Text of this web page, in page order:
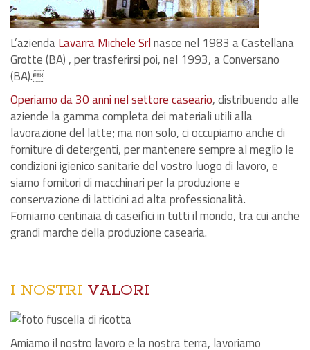
L’aziendaLavarra Michele Srlnasce nel 1983 a Castellana
Grotte (BA) , per trasferirsi poi, nel 1993, a Conversano
(BA).
Operiamo da 30 anni nel settore caseario, distribuendo alle
aziende la gamma completa dei materiali utili alla
lavorazione del latte; ma non solo, ci occupiamo anche di
forniture di detergenti, per mantenere sempre al meglio le
condizioni igienico sanitarie del vostro luogo di lavoro, e
siamo fornitori di macchinari per la produzione e
conservazione di latticini ad alta professionalità.
Forniamo centinaia di caseifici in tutti il mondo, tra cui anche
grandi marche della produzione casearia.
I NOSTRI VALORI
Amiamo il nostro lavoro e la nostra terra, lavoriamo